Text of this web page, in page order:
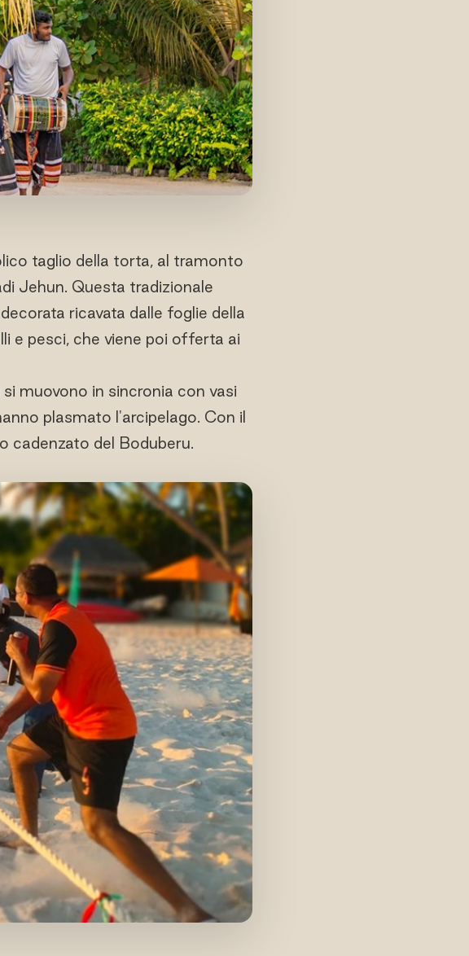
taglio della torta, al tramonto
Jehun. Questa tradizionale
ricavata dalle foglie della
e pesci, che viene poi offerta ai
muovono in sincronia con vasi
plasmato l'arcipelago. Con il
cadenzato del Boduberu.